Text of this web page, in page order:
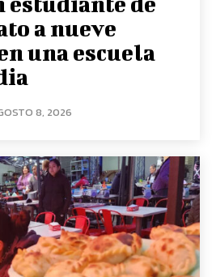
a nueve
una escuela
8, 2026